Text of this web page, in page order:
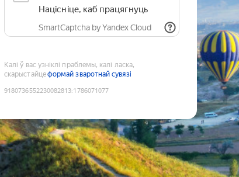
Націсніце, каб працягнуць
SmartCaptcha by Yandex Cloud
Калі ў вас узніклі праблемы, калі ласка,
скарыстайцеформай зваротнай сувязі
9180736552230082813:1786071077